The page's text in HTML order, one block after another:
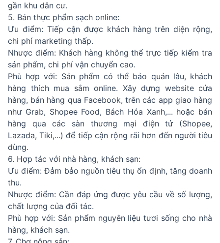
gần khu dân cư.
5. Bán thực phẩm sạch online:
Ưu điểm: Tiếp cận được khách hàng trên diện rộng,
chi phí marketing thấp.
Nhược điểm: Khách hàng không thể trực tiếp kiểm tra
sản phẩm, chi phí vận chuyển cao.
Phù hợp với: Sản phẩm có thể bảo quản lâu, khách
hàng thích mua sắm online. Xây dựng website cửa
hàng, bán hàng qua Facebook, trên các app giao hàng
như Grab, Shopee Food, Bách Hóa Xanh,... hoặc bán
hàng qua các sàn thương mại điện tử (Shopee,
Lazada, Tiki,...) để tiếp cận rộng rãi hơn đến người tiêu
dùng.
6. Hợp tác với nhà hàng, khách sạn:
Ưu điểm: Đảm bảo nguồn tiêu thụ ổn định, tăng doanh
thu.
Nhược điểm: Cần đáp ứng được yêu cầu về số lượng,
chất lượng của đối tác.
Phù hợp với: Sản phẩm nguyên liệu tươi sống cho nhà
hàng, khách sạn.